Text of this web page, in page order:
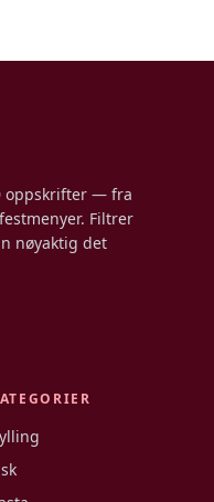
oppskrifter — fra
Filtrer
nøyaktig det